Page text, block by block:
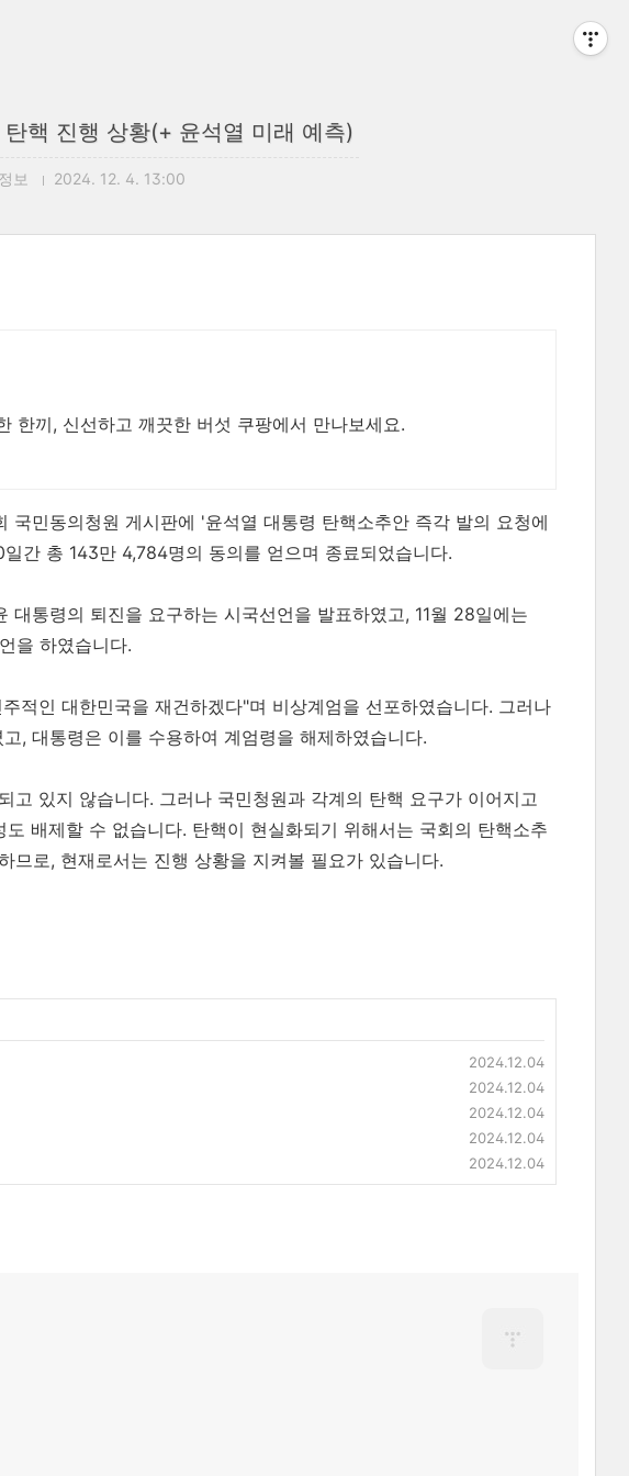
핵 진행 상황(+ 윤석열 미래 예측)
보 2024. 12. 4. 13:00
한끼, 신선하고 깨끗한 버섯 쿠팡에서 만나보세요.
민동의청원 게시판에 '윤석열 대통령 탄핵소추안 즉각 발의 요청에
간 총 143만 4,784명의 동의를 얻으며 종료되었습니다.
통령의 퇴진을 요구하는 시국선언을 발표하였고, 11월 28일에는
을 하였습니다.
적인 대한민국을 재건하겠다"며 비상계엄을 선포하였습니다. 그러나
, 대통령은 이를 수용하여 계엄령을 해제하였습니다.
고 있지 않습니다. 그러나 국민청원과 각계의 탄핵 요구가 이어지고
배제할 수 없습니다. 탄핵이 현실화되기 위해서는 국회의 탄핵소추
므로, 현재로서는 진행 상황을 지켜볼 필요가 있습니다.
2024.12.04
2024.12.04
2024.12.04
2024.12.04
2024.12.04